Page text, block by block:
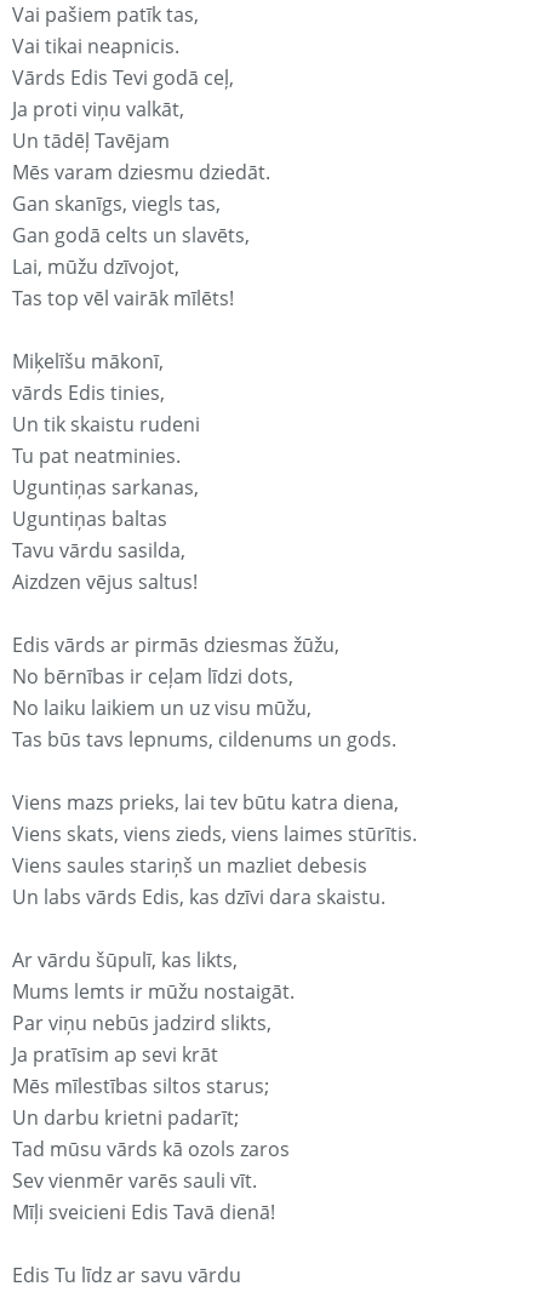
Vai pašiem patīk tas,
Vai tikai neapnicis.
Vārds Edis Tevi godā ceļ,
Ja proti viņu valkāt,
Un tādēļ Tavējam
Mēs varam dziesmu dziedāt.
Gan skanīgs, viegls tas,
Gan godā celts un slavēts,
Lai, mūžu dzīvojot,
Tas top vēl vairāk mīlēts!
Miķelīšu mākonī,
vārds Edis tinies,
Un tik skaistu rudeni
Tu pat neatminies.
Uguntiņas sarkanas,
Uguntiņas baltas
Tavu vārdu sasilda,
Aizdzen vējus saltus!
Edis vārds ar pirmās dziesmas žūžu,
No bērnības ir ceļam līdzi dots,
No laiku laikiem un uz visu mūžu,
Tas būs tavs lepnums, cildenums un gods.
Viens mazs prieks, lai tev būtu katra diena,
Viens skats, viens zieds, viens laimes stūrītis.
Viens saules stariņš un mazliet debesis
Un labs vārds Edis, kas dzīvi dara skaistu.
Ar vārdu šūpulī, kas likts,
Mums lemts ir mūžu nostaigāt.
Par viņu nebūs jadzird slikts,
Ja pratīsim ap sevi krāt
Mēs mīlestības siltos starus;
Un darbu krietni padarīt;
Tad mūsu vārds kā ozols zaros
Sev vienmēr varēs sauli vīt.
Mīļi sveicieni Edis Tavā dienā!
Edis Tu līdz ar savu vārdu